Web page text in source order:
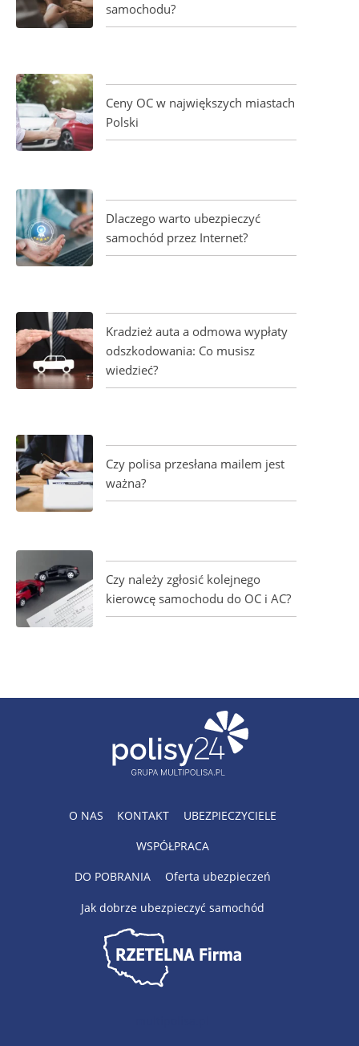
samochodu?
Ceny OC w największych miastach
Polski
Dlaczego warto ubezpieczyć
samochód przez Internet?
Kradzież auta a odmowa wypłaty
odszkodowania: Co musisz
wiedzieć?
Czy polisa przesłana mailem jest
ważna?
Czy należy zgłosić kolejnego
kierowcę samochodu do OC i AC?
O NAS KONTAKT UBEZPIECZYCIELE
WSPÓŁPRACA
DO POBRANIA Oferta ubezpieczeń
Jak dobrze ubezpieczyć samochód